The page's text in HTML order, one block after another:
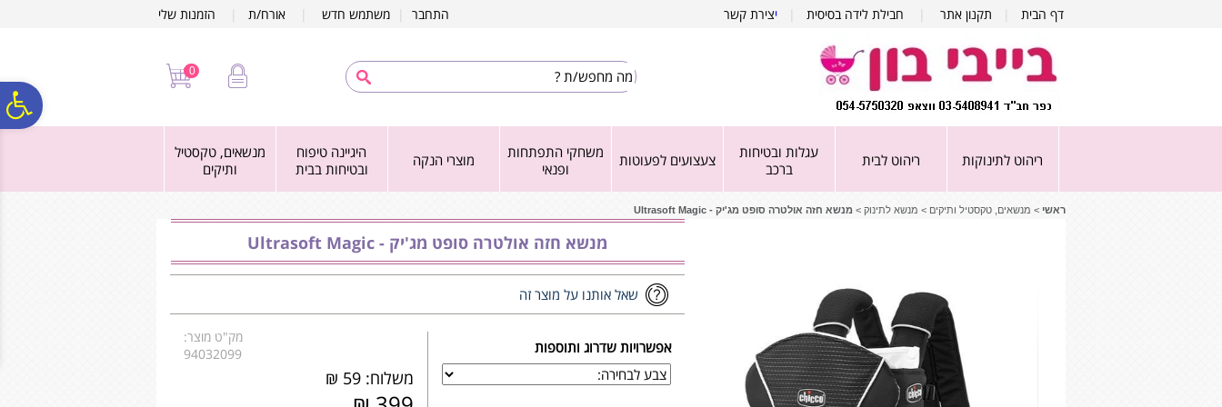
דף הבית תקנון אתר חבילת לידה בסיסית יצירת קשר התחבר משתמש חדש אורח/ת הזמנות שלי
0
ריהוט לתינוקות ריהוט לבית
עגלות ובטיחות
ברכב
צעצועים לפעוטות
משחקי התפתחות
ופנאי
מוצרי הנקה
היגיינה טיפוח
ובטיחות בבית
מנשאים, טקסטיל
ותיקים
ראשי > מנשאים, טקסטיל ותיקים > מנשא לתינוק > מנשא חזה אולטרה סופט מג'יק - Ultrasoft Magic
מנשא חזה אולטרה סופט מג'יק - Ultrasoft Magic
שאל אותנו על מוצר זה
אפשרויות שדרוג ותוספות
מק"ט מוצר:
94032099
משלוח: 59 ₪